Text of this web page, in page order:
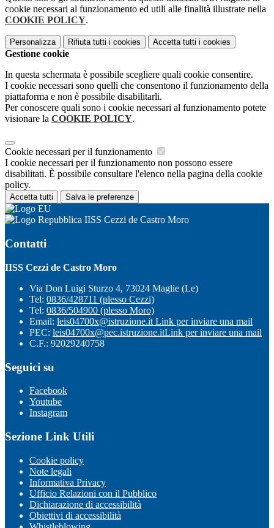
cookie necessari al funzionamento ed utili alle finalità illustrate nella
COOKIE POLICY.
Personalizza Rifiuta tutti i cookies Accetta tutti i cookies
Gestione cookie
In questa schermata è possibile scegliere quali cookie consentire.
I cookie necessari sono quelli che consentono il funzionamento della
piattaforma e non è possibile disabilitarli.
Per conoscere quali sono i cookie necessari al funzionamento potete
visionare la COOKIE POLICY.
Cookie necessari per il funzionamento
I cookie necessari per il funzionamento non possono essere
disabilitati. È possibile consultare l'elenco nella pagina della cookie
policy.
Accetta tutti Salva le preferenze
IISS Cezzi de Castro Moro
Contatti
IISS Cezzi de Castro Moro
Via Don Luigi Sturzo 4, 73024 Maglie (Le)
Tel: 0836/428711 (plesso Cezzi)
Tel: 0836/504900 (plesso Moro)
Email: leis04700x@istruzione.it Link per inviare una mail
PEC: leis04700x@pec.istruzione.itLink per inviare una mail
C.F.: 92029240758
Seguici su
Facebook
Youtube
Instagram
Sezione Link Utili
Cookie policy
Note legali
Informativa Privacy
Ufficio Relazioni con il Pubblico
Dichiarazione di accessibilità
Obiettivi di accessibilità